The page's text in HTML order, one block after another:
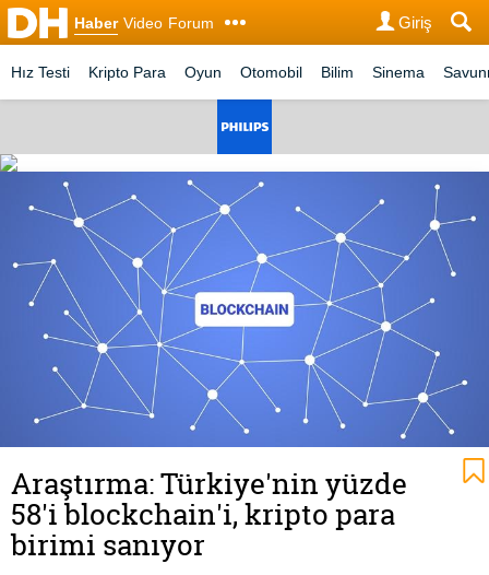
Haber Video Forum Giriş
Hız Testi Kripto Para Oyun Otomobil Bilim Sinema
Araştırma: Türkiye'nin yüzde
58'i blockchain'i, kripto para
birimi sanıyor